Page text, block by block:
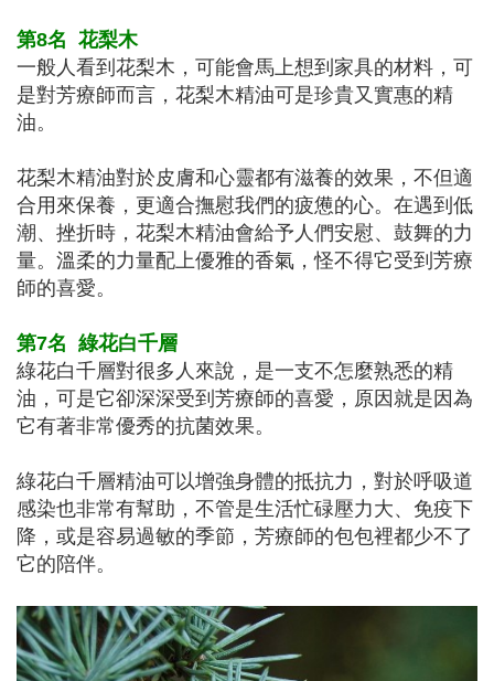
第8名 花梨木
一般人看到花梨木，可能會馬上想到家具的材料，可
是對芳療師而言，花梨木精油可是珍貴又實惠的精
油。
花梨木精油對於皮膚和心靈都有滋養的效果，不但適
合用來保養，更適合撫慰我們的疲憊的心。在遇到低
潮、挫折時，花梨木精油會給予人們安慰、鼓舞的力
量。溫柔的力量配上優雅的香氣，怪不得它受到芳療
師的喜愛。
第7名 綠花白千層
綠花白千層對很多人來說，是一支不怎麼熟悉的精
油，可是它卻深深受到芳療師的喜愛，原因就是因為
它有著非常優秀的抗菌效果。
綠花白千層精油可以增強身體的抵抗力，對於呼吸道
感染也非常有幫助，不管是生活忙碌壓力大、免疫下
降，或是容易過敏的季節，芳療師的包包裡都少不了
它的陪伴。